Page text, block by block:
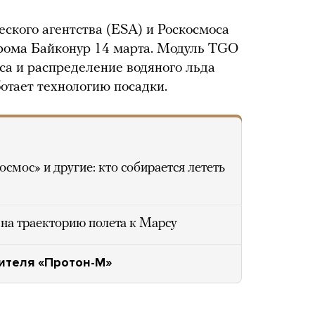
агентства (ESA) и Роскосмоса
Байконур 14 марта. Модуль TGO
и распределение водяного льда
технологию посадки.
и другие: кто собирается лететь
траекторию полета к Марсу
«Протон-М»